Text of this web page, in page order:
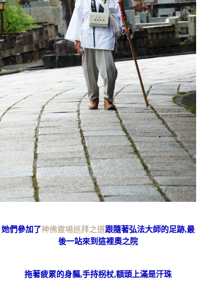
她們參加了神佛靈場巡拜之道跟隨著弘法大師的足跡,最
後一站來到這裡奧之院
拖著疲累的身軀,手持柺杖,額頭上滿是汗珠